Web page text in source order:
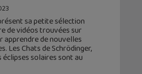
sa petite sélection
de vidéos trouvées sur
apprendre de nouvelles
Les Chats de Schrödinger,
solaires sont au